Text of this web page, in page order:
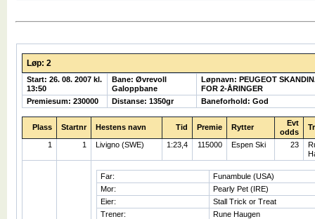
Løp: 2
Start: 26. 08. 2007 kl.
13:50
Bane: Øvrevoll
Galoppbane
Løpnavn: PEUGEOT
FOR 2-ÅRINGER
Premiesum: 230000
Distanse: 1350gr Baneforhold: God
Plass Startnr Hestens navn Tid Premie Rytter
Evt
odds
1 1 Livigno (SWE) 1:23,4 115000 Espen Ski 23
Far:
Funambule (USA)
Mor:
Pearly Pet (IRE)
Eier:
Stall Trick or Treat
Trener:
Rune Haugen